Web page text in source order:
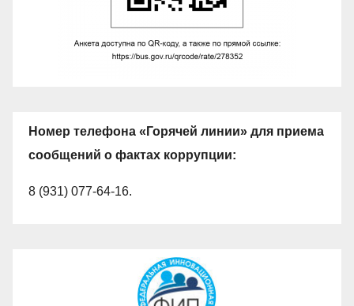
Номер телефона «Горячей линии» для приема
сообщений о фактах коррупции:
8 (931) 077-64-16.